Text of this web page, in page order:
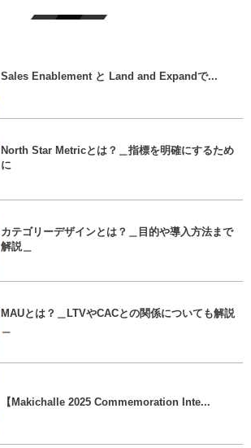
Sales Enablement と Land and Expandで...
North Star Metricとは？＿指標を明確にするため
に
カテゴリーデザインとは？＿目的や導入方法まで
解説＿
MAUとは？＿LTVやCACとの関係についても解説
【Makichalle 2025 Commemoration Inte...